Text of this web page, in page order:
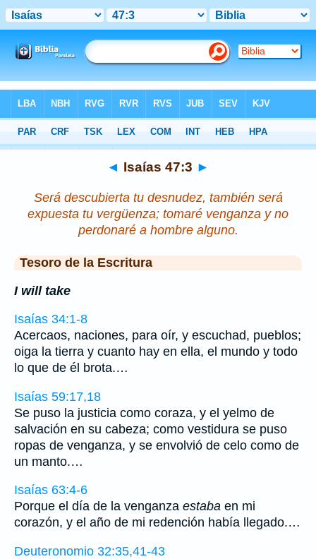
>Isaías > Capítulo 47> Verso 3
◄ Isaías 47:3 ►
Será descubierta tu desnudez, también será
expuesta tu vergüenza; tomaré venganza y no
perdonaré a hombre alguno.
Tesoro de la Escritura
I will take
Isaías 34:1-8
Acercaos, naciones, para oír, y escuchad, pueblos;
oiga la tierra y cuanto hay en ella, el mundo y todo
lo que de él brota.…
Isaías 59:17,18
Se puso la justicia como coraza, y el yelmo de
salvación en su cabeza; como vestidura se puso
ropas de venganza, y se envolvió de celo como de
un manto.…
Isaías 63:4-6
Porque el día de la venganza estaba en mi
corazón, y el año de mi redención había llegado.…
Deuteronomio 32:35,41-43